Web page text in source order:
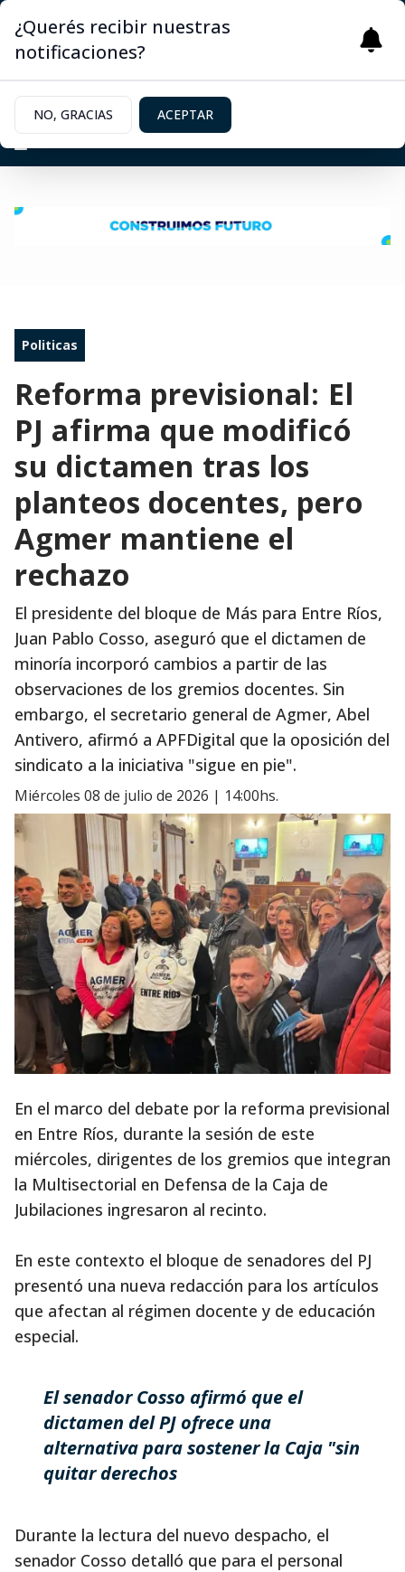
Politicas
Reforma previsional: El
PJ afirma que modificó
su dictamen tras los
planteos docentes, pero
Agmer mantiene el
rechazo
El presidente del bloque de Más para Entre Ríos,
Juan Pablo Cosso, aseguró que el dictamen de
minoría incorporó cambios a partir de las
observaciones de los gremios docentes. Sin
embargo, el secretario general de Agmer, Abel
Antivero, afirmó a APFDigital que la oposición del
sindicato a la iniciativa "sigue en pie".
miércoles 08 de julio de 2026 | 14:00hs.
En el marco del debate por la reforma previsional
en Entre Ríos, durante la sesión de este
miércoles, dirigentes de los gremios que integran
la Multisectorial en Defensa de la Caja de
Jubilaciones ingresaron al recinto.
En este contexto el bloque de senadores del PJ
presentó una nueva redacción para los artículos
que afectan al régimen docente y de educación
especial.
El senador Cosso afirmó que el
dictamen del PJ ofrece una
alternativa para sostener la Caja "sin
quitar derechos
Durante la lectura del nuevo despacho, el
senador Cosso detalló que para el personal
¿Querés recibir nuestras
notificaciones?
NO, GRACIAS ACEPTAR